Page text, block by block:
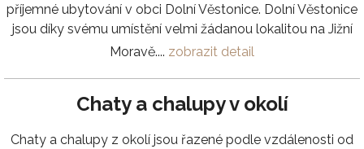
příjemné ubytování v obci Dolní Věstonice. Dolní Věstonice
jsou díky svému umístění velmi žádanou lokalitou na Jižní
Moravě.... zobrazit detail
Chaty a chalupy v okolí
Chaty a chalupy z okolí jsou řazené podle vzdálenosti od